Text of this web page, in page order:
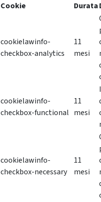
Cookie
Durata
cookielawinfo-
checkbox-analytics
11
mesi
cookielawinfo-
checkbox-functional
11
mesi
cookielawinfo-
checkbox-necessary
11
mesi